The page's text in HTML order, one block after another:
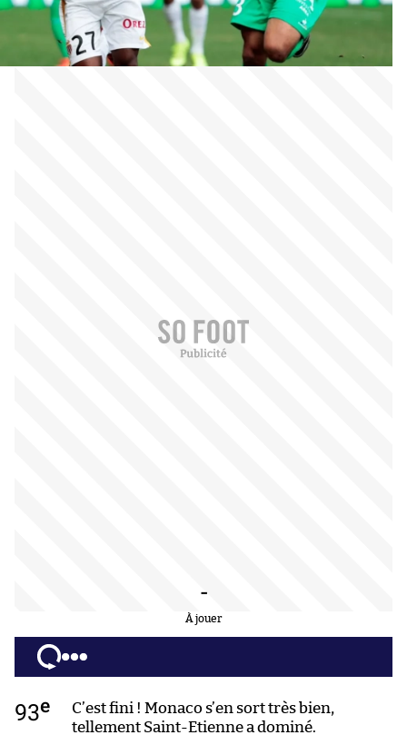
-
À jouer
93e
C’est fini ! Monaco s’en sort très bien,
tellement Saint-Etienne a dominé.